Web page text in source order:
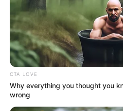
CTA LOVE
Why everything you thought you
wrong